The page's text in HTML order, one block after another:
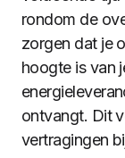
rondom de
zorgen dat je
hoogte is van
ontvangt. Dit
vertragingen